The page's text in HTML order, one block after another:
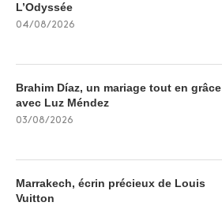
L’Odyssée
04/08/2026
Brahim Díaz, un mariage tout en grâce
avec Luz Méndez
03/08/2026
Marrakech, écrin précieux de Louis
Vuitton